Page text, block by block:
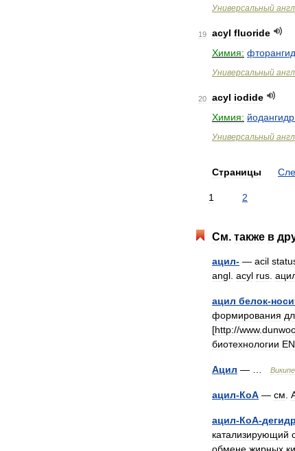
Универсальный
19 acyl fluoride
Химия:
Универсальный
20 acyl iodide
Химия:
Универсальный
Страницы
1 2
См. также в
ацил- — acil
angl acyl rus
ацил белок-
формирования
[http://www.
биотехнологии EN
Ацил — …
ацил-КоА — см
ацил-КоА-
катализирующий